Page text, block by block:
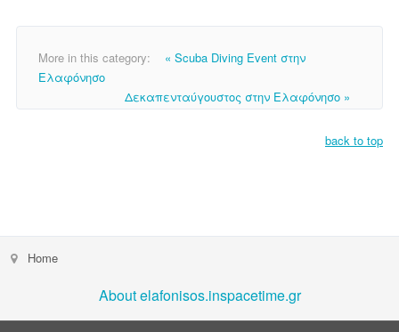
More in this category:
« Scuba Diving Event στην
Ελαφόνησο
Δεκαπενταύγουστος στην Ελαφόνησο »
back to top
Home
About elafonisos.inspacetime.gr